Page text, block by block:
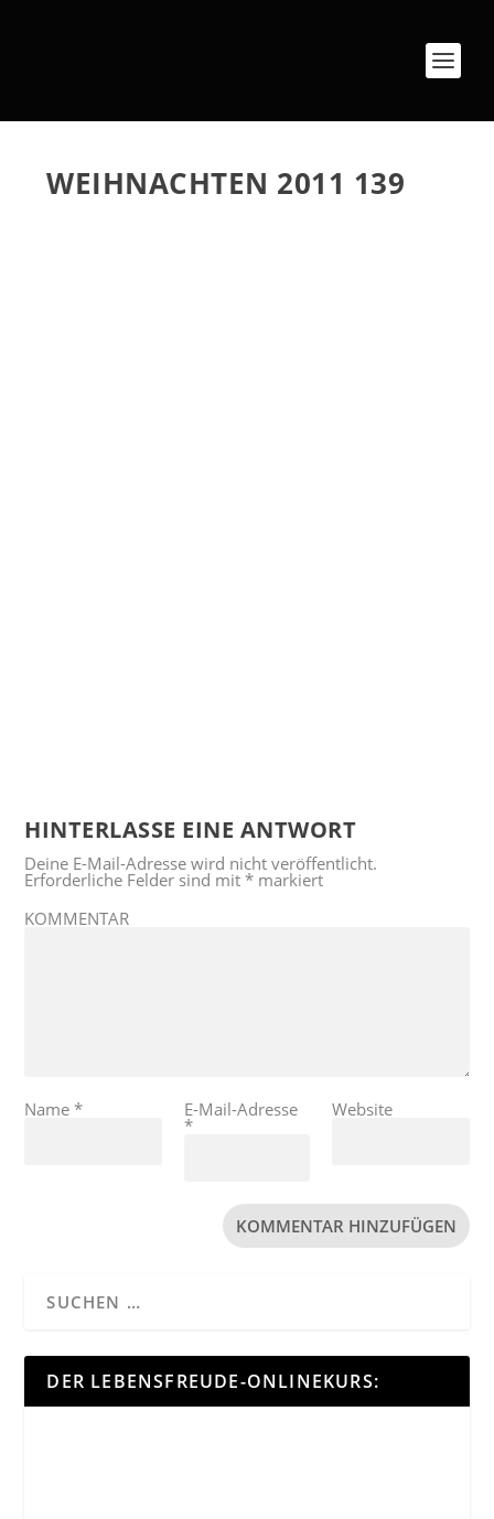
WEIHNACHTEN 2011 139
HINTERLASSE EINE ANTWORT
Deine E-Mail-Adresse wird nicht veröffentlicht.
Erforderliche Felder sind mit* markiert
KOMMENTAR
Name* E-Mail-Adresse
*
Website
DER LEBENSFREUDE-ONLINEKURS: